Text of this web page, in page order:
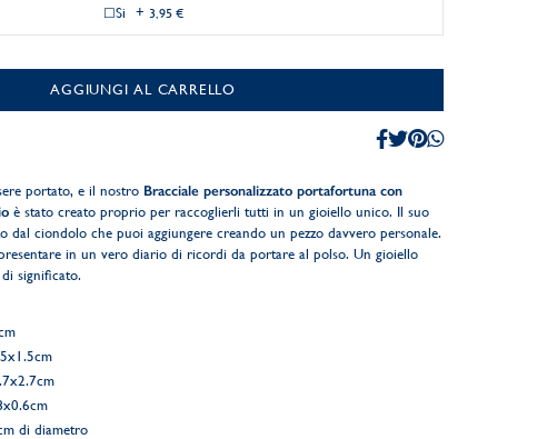
Si + 3,95 €
AGGIUNGI AL CARRELLO
portato, e il nostro Bracciale personalizzato portafortuna con
è stato creato proprio per raccoglierli tutti in un gioiello unico. Il suo
dal ciondolo che puoi aggiungere creando un pezzo davvero personale.
in un vero diario di ricordi da portare al polso. Un gioiello
significato.
di diametro